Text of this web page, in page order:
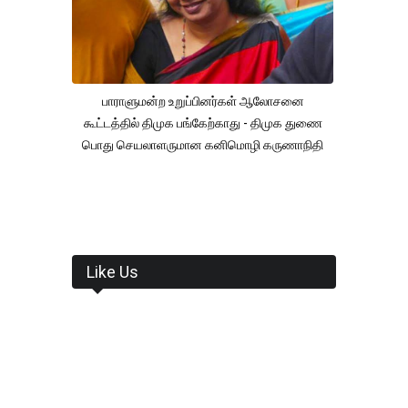
பாராளுமன்ற உறுப்பினர்கள் ஆலோசனை
கூட்டத்தில் திமுக பங்கேற்காது - திமுக துணை
பொது செயலாளருமான கனிமொழி கருணாநிதி
Like Us